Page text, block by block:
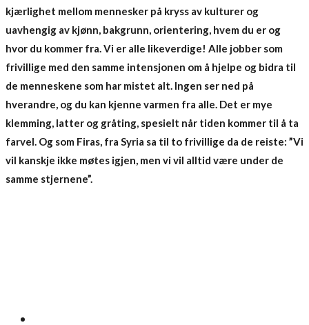
kjærlighet mellom mennesker på kryss av kulturer og
uavhengig av kjønn, bakgrunn, orientering, hvem du er og
hvor du kommer fra. Vi er alle likeverdige! Alle jobber som
frivillige med den samme intensjonen om å hjelpe og bidra til
de menneskene som har mistet alt. Ingen ser ned på
hverandre, og du kan kjenne varmen fra alle. Det er mye
klemming, latter og gråting, spesielt når tiden kommer til å ta
farvel. Og som Firas, fra Syria sa til to frivillige da de reiste: ”Vi
vil kanskje ikke møtes igjen, men vi vil alltid være under de
samme stjernene”.